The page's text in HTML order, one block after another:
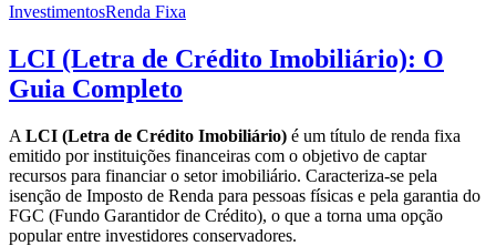
InvestimentosRenda Fixa
LCI (Letra de Crédito Imobiliário): O
Guia Completo
A LCI (Letra de Crédito Imobiliário) é um título de renda fixa
emitido por instituições financeiras com o objetivo de captar
recursos para financiar o setor imobiliário. Caracteriza-se pela
isenção de Imposto de Renda para pessoas físicas e pela garantia do
FGC (Fundo Garantidor de Crédito), o que a torna uma opção
popular entre investidores conservadores.